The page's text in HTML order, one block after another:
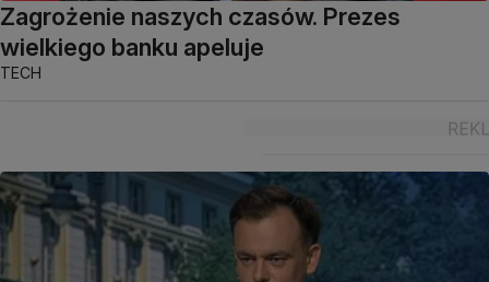
Zagrożenie naszych czasów. Prezes
wielkiego banku apeluje
TECH